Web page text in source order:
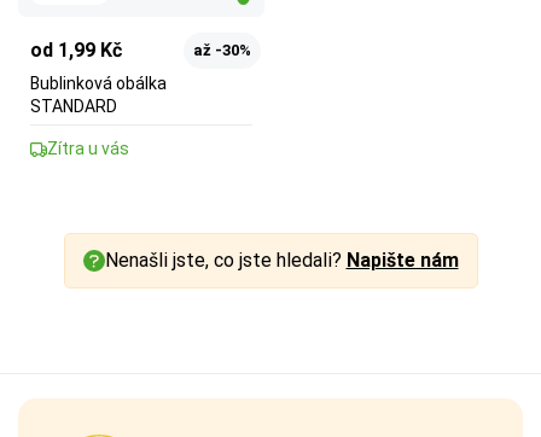
od 1,99 Kč až -30%
Bublinková obálka
STANDARD
Zítra u vás
Nenašli jste, co jste hledali? Napište nám